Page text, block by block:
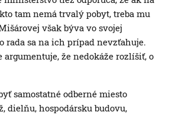
tam nemá trvalý pobyt, treba mu
však býva vo svojej
rada sa na ich prípad nevzťahuje.
že nedokáže rozlíšiť, o
samostatné odberné miesto
dielňu, hospodársku budovu,